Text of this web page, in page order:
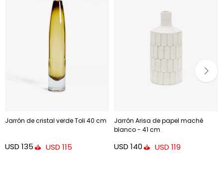
Jarrón de cristal verde Toli 40 cm
USD 135 USD 115
Jarrón Arisa de papel maché
blanco - 41 cm
USD 140 USD 119